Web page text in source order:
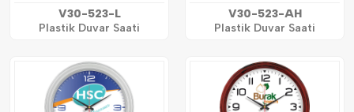
V30-523-L
Plastik Duvar Saati
V30-523-AH
Plastik Duvar Saati